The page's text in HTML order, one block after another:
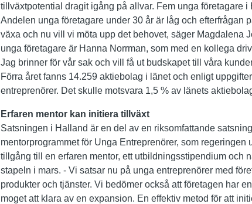
tillväxtpotential dragit igång på allvar. Fem unga företagare
Andelen unga företagare under 30 år är låg och efterfrågan
växa och nu vill vi möta upp det behovet, säger Magdalena
unga företagare är Hanna Norrman, som med en kollega
Jag brinner för vår sak och vill få ut budskapet till våra
Förra året fanns 14.259 aktiebolag i länet och enligt
entreprenörer. Det skulle motsvara 1,5 % av länets
Erfaren mentor kan initiera tillväxt
Satsningen i Halland är en del av en riksomfattande
mentorprogrammet för Unga Entreprenörer, som
tillgång till en erfaren mentor, ett utbildningsstipendium och
stapeln i mars. - Vi satsar nu på unga entreprenörer med
produkter och tjänster. Vi bedömer också att företagen har
moget att klara av en expansion. En effektiv metod för att